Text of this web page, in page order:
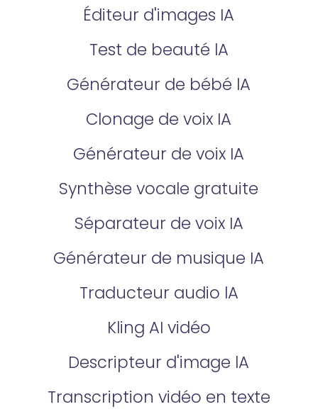
Éditeur d'images IA
Test de beauté lA
Générateur de bébé lA
Clonage de voix IA
Générateur de voix IA
Synthèse vocale gratuite
Séparateur de voix IA
Générateur de musique IA
Traducteur audio lA
Kling AI vidéo
Descripteur d'image lA
Transcription vidéo en texte